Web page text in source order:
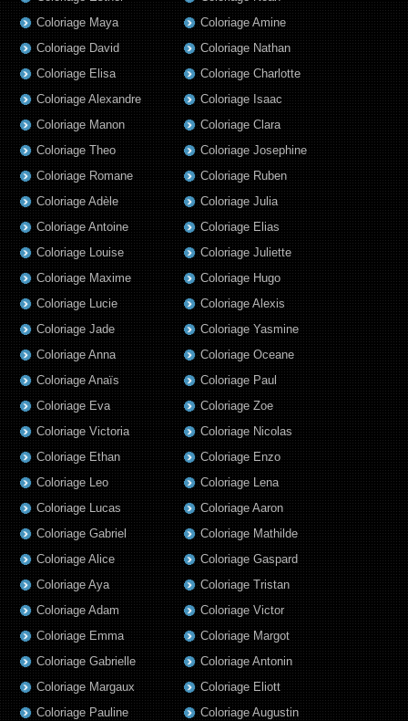
Coloriage Maya
Coloriage David
Coloriage Elisa
Coloriage Alexandre
Coloriage Manon
Coloriage Theo
Coloriage Romane
Coloriage Adèle
Coloriage Antoine
Coloriage Louise
Coloriage Maxime
Coloriage Lucie
Coloriage Jade
Coloriage Anna
Coloriage Anaïs
Coloriage Eva
Coloriage Victoria
Coloriage Ethan
Coloriage Leo
Coloriage Lucas
Coloriage Gabriel
Coloriage Alice
Coloriage Aya
Coloriage Adam
Coloriage Emma
Coloriage Gabrielle
Coloriage Amine
Coloriage Nathan
Coloriage Charlotte
Coloriage Isaac
Coloriage Clara
Coloriage Josephine
Coloriage Ruben
Coloriage Julia
Coloriage Elias
Coloriage Juliette
Coloriage Hugo
Coloriage Alexis
Coloriage Yasmine
Coloriage Oceane
Coloriage Paul
Coloriage Zoe
Coloriage Nicolas
Coloriage Enzo
Coloriage Lena
Coloriage Aaron
Coloriage Mathilde
Coloriage Gaspard
Coloriage Tristan
Coloriage Victor
Coloriage Margot
Coloriage Antonin
Coloriage Margaux
Coloriage Pauline
Coloriage Eliott
Coloriage Augustin